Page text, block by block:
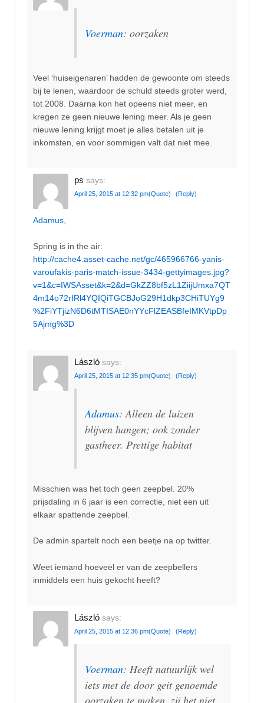
Voerman: oorzaken
Veel ‘huiseigenaren’ hadden de gewoonte om steeds
bij te lenen, waardoor de schuld steeds groter werd,
tot 2008. Daarna kon het opeens niet meer, en
kregen ze geen nieuwe lening meer. Als je geen
nieuwe lening krijgt moet je alles betalen uit je
inkomsten, en voor sommigen valt dat niet mee.
ps says:
April 25, 2015 at 12:32 pm(Quote) (Reply)
Adamus
Spring is in the air:
http://cache4.asset-cache.net/gc/465966766-yanis-
varoufakis-paris-match-issue-3434-gettyimages.jpg?
v=1&c=IWSAsset&k=2&d=GkZZ8bf5zL1ZiijUmxa7QT
4m14o72rIRl4YQIQiTGCBJoG29H1dkp3CHiTUYg9
%2FiYTjizN6D6tMTISAE0nYYcFlZEASBfeIMKVtpDp
5Ajmg%3D
László says:
April 25, 2015 at 12:35 pm(Quote) (Reply)
Adamus: Alleen de luizen
blijven hangen; ook zonder
gastheer. Prettige habitat
Misschien was het toch geen zeepbel. 20%
prijsdaling in 6 jaar is een correctie, niet een uit
elkaar spattende zeepbel.
De admin spartelt noch een beetje na op twitter.
Weet iemand hoeveel er van de zeepbellers
inmiddels een huis gekocht heeft?
László says:
April 25, 2015 at 12:36 pm(Quote) (Reply)
Voerman: Heeft natuurlijk wel
iets met de door geit genoemde
oorzaken te maken, zij het niet